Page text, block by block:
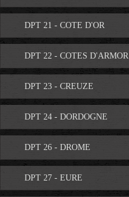
DPT 21 - COTE D'OR
DPT 22 - COTES D'ARMOR
DPT 23 - CREUZE
DPT 24 - DORDOGNE
DPT 26 - DROME
DPT 27 - EURE